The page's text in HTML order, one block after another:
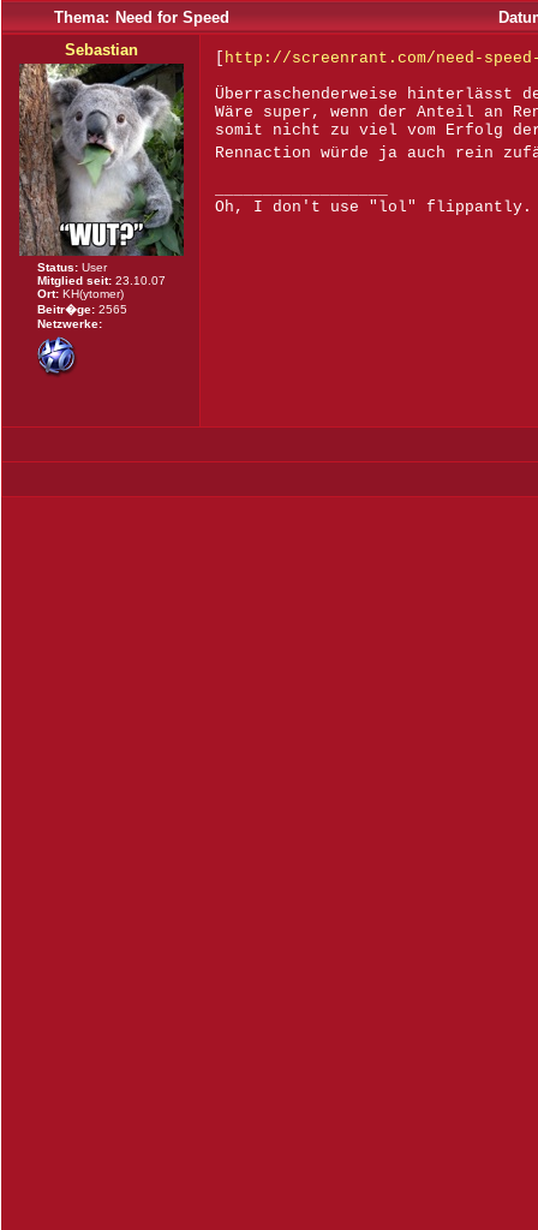
Thema: Need for Speed
Sebastian
Status: User
Mitglied seit: 23.10.07
Ort: KH(ytomer)
Beitr�ge: 2565
Netzwerke:
http://screenrant.com/need-
Überraschenderweise
Wäre super, wenn der Anteil an
somit nicht zu viel vom Erfolg
Rennaction würde ja auch rein
Oh, I don't use "lol"